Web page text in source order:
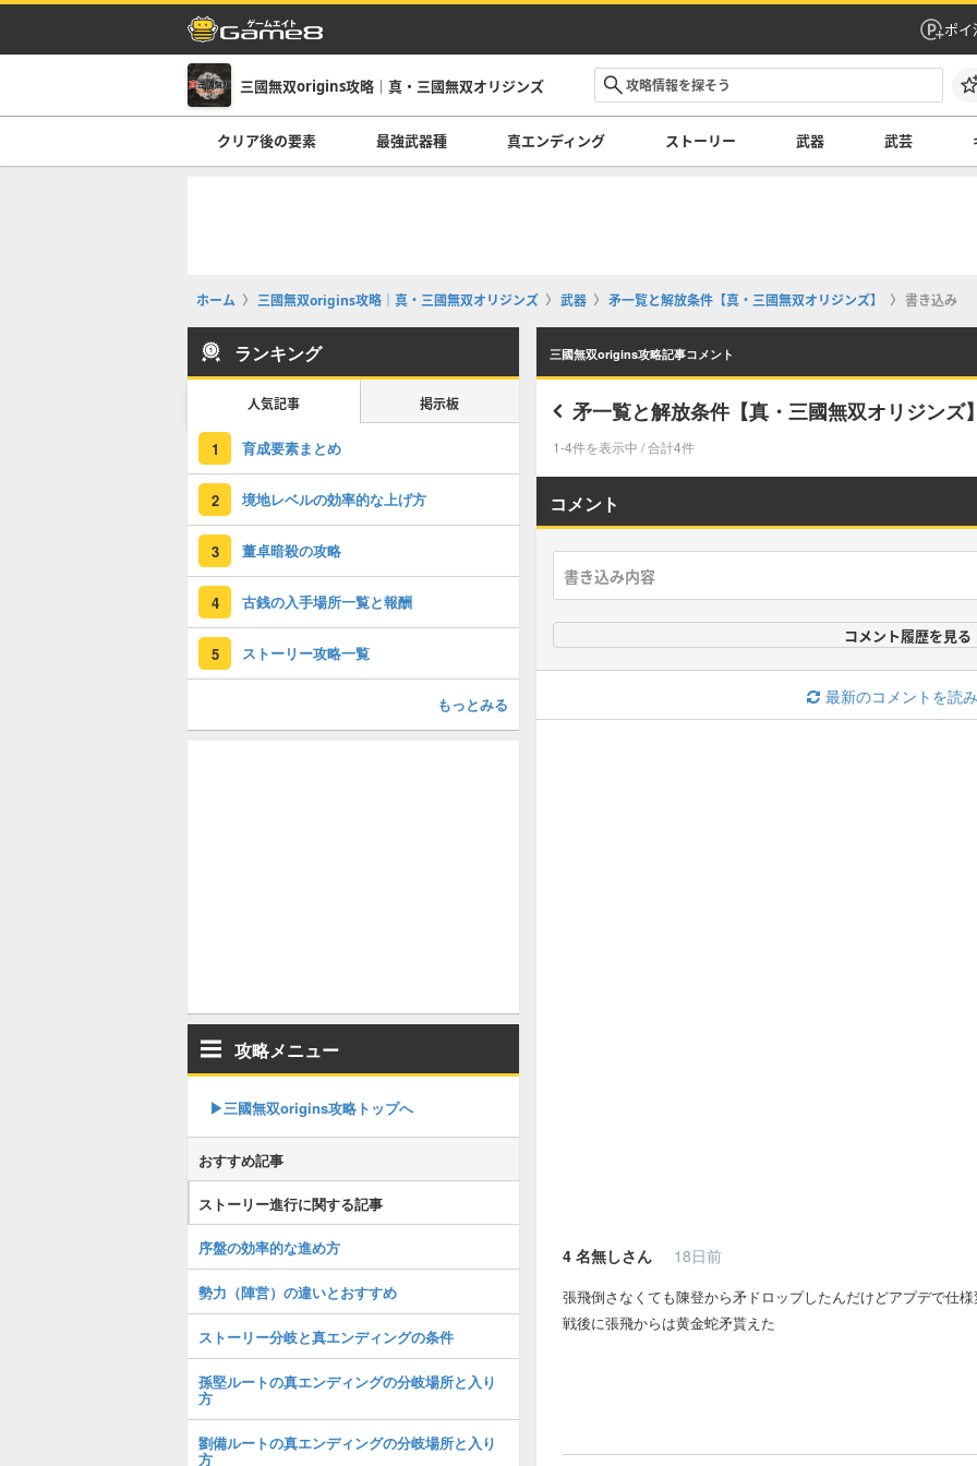
ポイ
三國無双origins攻略｜真・三國無双オリジンズ
クリア後の要素 最強武器種 真エンディング ストーリー 武器 武芸
ホーム 三國無双origins攻略｜真・三國無双オリジンズ 武器 矛一覧と解放条件【真・三國無双オリジンズ】 書き込み
三國無双origins攻略記事コメント
矛一覧と解放条件【真・三國無双オリジンズ
1-4件を表示中 / 合計4件
コメント
コメント履歴を見る
最新のコメントを読
4 名無しさん 18日前
張飛倒さなくても陳登から矛ドロップしたんだけどアプデで仕
戦後に張飛からは黄金蛇矛貰えた
ランキング
人気記事 掲示板
1 育成要素まとめ
2 境地レベルの効率的な上げ方
3 董卓暗殺の攻略
4 古銭の入手場所一覧と報酬
5 ストーリー攻略一覧
もっとみる
攻略メニュー
▶︎三國無双origins攻略トップへ
おすすめ記事
ストーリー進行に関する記事
序盤の効率的な進め方
勢力（陣営）の違いとおすすめ
ストーリー分岐と真エンディングの条件
孫堅ルートの真エンディングの分岐場所と入り
方
劉備ルートの真エンディングの分岐場所と入り
方